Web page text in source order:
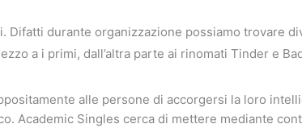
Difatti durante organizzazione possiamo trovare
a i primi, dall’altra parte ai rinomati Tinder e
alle persone di accorgersi la loro
Academic Singles cerca di mettere mediante